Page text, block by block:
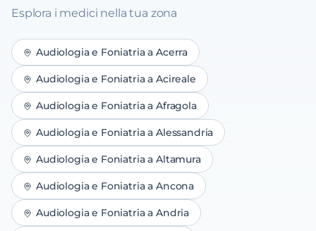
Esplora i medici nella tua zona
Audiologia e FoniatriaaAcerra
Audiologia e FoniatriaaAcireale
Audiologia e FoniatriaaAfragola
Audiologia e FoniatriaaAlessandria
Audiologia e FoniatriaaAltamura
Audiologia e FoniatriaaAncona
Audiologia e FoniatriaaAndria